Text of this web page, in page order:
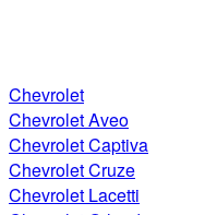
Chevrolet
Chevrolet Aveo
Chevrolet Captiva
Chevrolet Cruze
Chevrolet Lacetti